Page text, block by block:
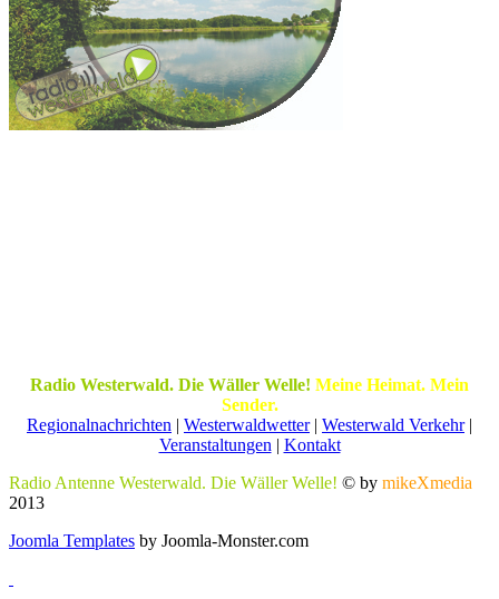
Radio Westerwald. Die Wäller Welle! Meine Heimat. Mein
Sender.
Regionalnachrichten | Westerwaldwetter| Westerwald Verkehr|
Veranstaltungen | Kontakt
Radio Antenne Westerwald. Die Wäller Welle! © by mikeXmedia
2013
Joomla Templates by Joomla-Monster.com